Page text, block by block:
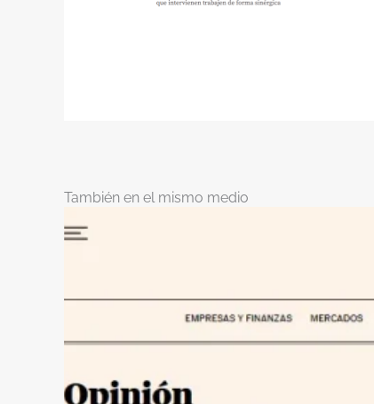
También en el mismo medio